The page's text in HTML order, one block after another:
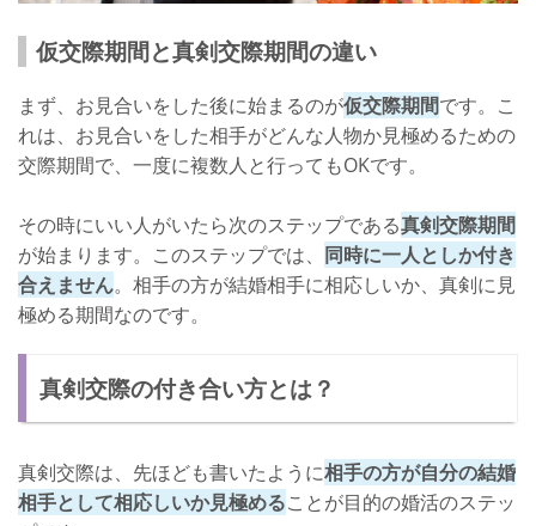
仮交際期間と真剣交際期間の違い
まず、お見合いをした後に始まるのが仮交際期間です。こ
れは、お見合いをした相手がどんな人物か見極めるための
交際期間で、一度に複数人と行ってもOKです。
その時にいい人がいたら次のステップである真剣交際期間
が始まります。このステップでは、 同時に一人としか付き
合えません。相手の方が結婚相手に相応しいか、真剣に見
極める期間なのです。
真剣交際の付き合い方とは？
真剣交際は、先ほども書いたように相手の方が自分の結婚
相手として相応しいか見極めることが目的の婚活のステッ